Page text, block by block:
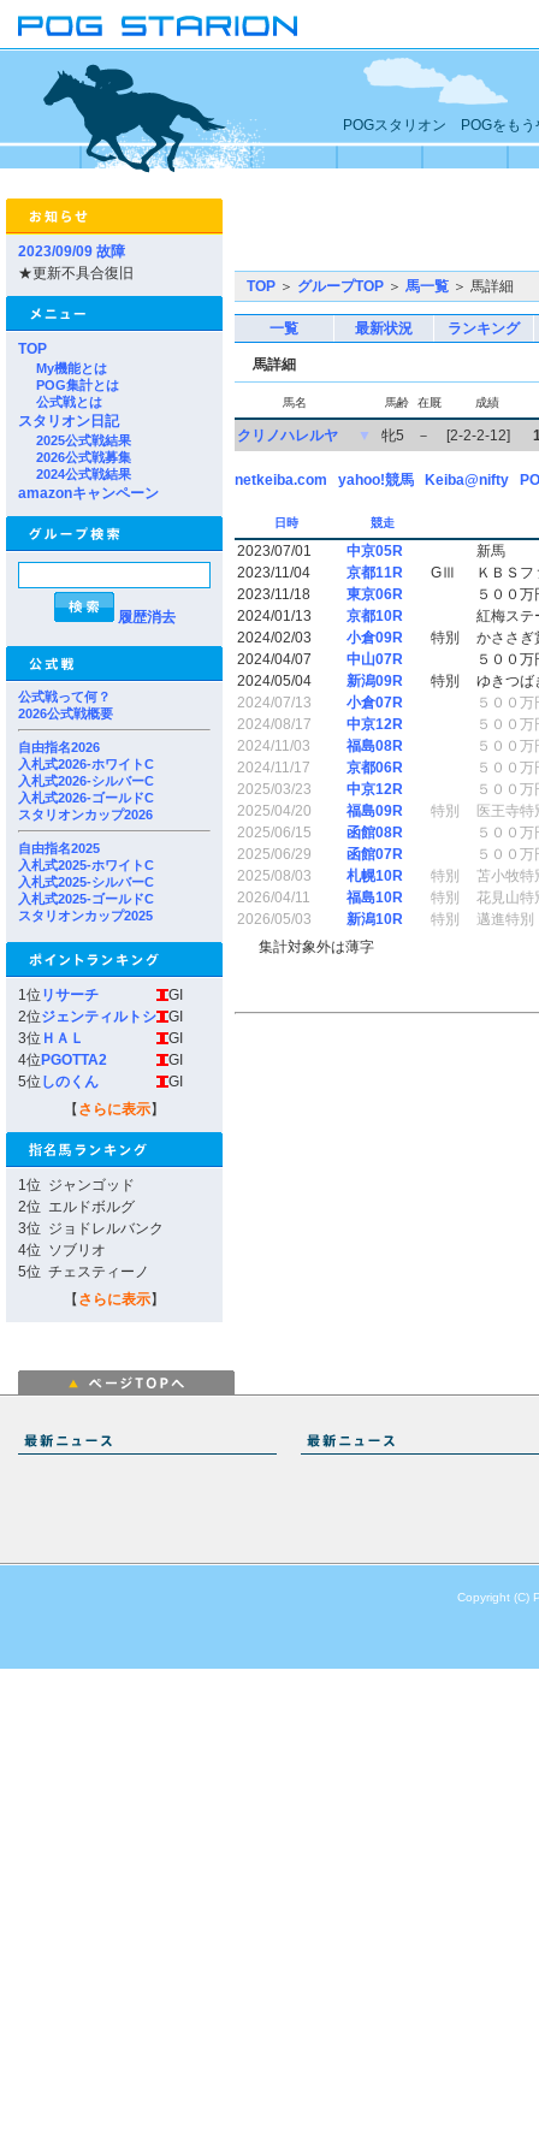
POGスタリオン POGをもう
2023/09/09 故障
★更新不具合復旧
TOP
My機能とは
POG集計とは
公式戦とは
スタリオン日記
2025公式戦結果
2026公式戦募集
2024公式戦結果
amazonキャンペーン
履歴消去
公式戦って何？
2026公式戦概要
自由指名2026
入札式2026-ホワイトC
入札式2026-シルバーC
入札式2026-ゴールドC
スタリオンカップ2026
自由指名2025
入札式2025-ホワイトC
入札式2025-シルバーC
入札式2025-ゴールドC
スタリオンカップ2025
1位 リサーチ
GI
2位ジェンティルトシ
GI
3位 ＨＡＬ
GI
4位 PGOTTA2
GI
5位 しのくん
GI
【 さらに表示】
1位 ジャンゴッド
2位 エルドボルグ
3位 ジョドレルバンク
4位 ソブリオ
5位 チェスティーノ
【 さらに表示】
TOP ＞ グループTOP ＞ 馬一覧 ＞ 馬詳細
一覧 最新状況 ランキング
馬詳細
馬名 馬齢 在厩 成績
クリノハレルヤ ▼ 牝5 － [2-2-2-12]
netkeiba.com yahoo!競馬 Keiba@nifty
日時 競走
2023/07/01 中京05R
新馬
2023/11/04
京都11R GⅢ
ＫＢＳ
2023/11/18
東京06R
５００万
2024/01/13
京都10R
紅梅ステ
2024/02/03
小倉09R 特別
かささぎ
2024/04/07
中山07R
５００万
2024/05/04
新潟09R 特別
ゆきつば
2024/07/13
小倉07R
５００万
2024/08/17
中京12R
５００万
2024/11/03
福島08R
５００万
2024/11/17
京都06R
５００万
2025/03/23
中京12R
５００万
2025/04/20
福島09R 特別
医王寺特
2025/06/15
函館08R
５００万
2025/06/29
函館07R
５００万
2025/08/03
札幌10R 特別
苫小牧特
2026/04/11
福島10R 特別
花見山特
2026/05/03
新潟10R 特別
邁進特別
集計対象外は薄字
Copyright (C)